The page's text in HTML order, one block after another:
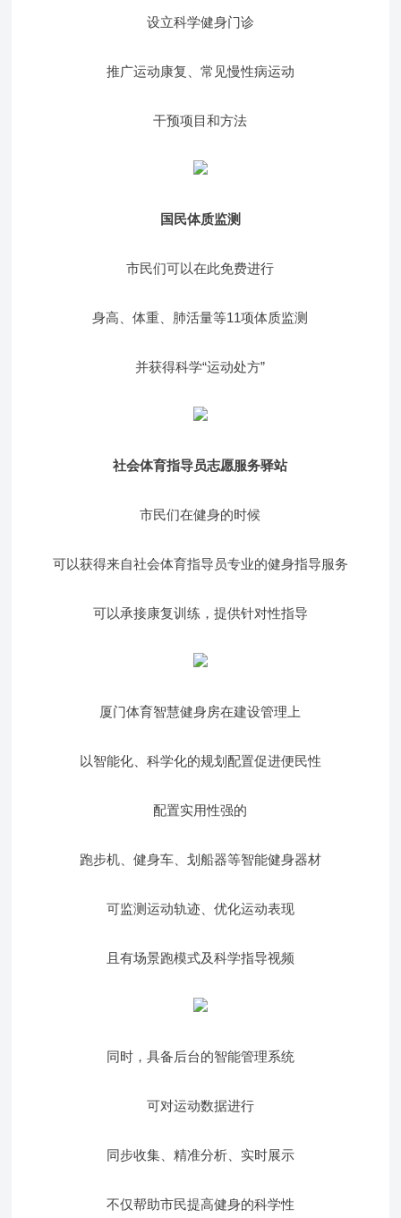
设立科学健身门诊
推广运动康复、常见慢性病运动
干预项目和方法
国民体质监测
市民们可以在此免费进行
身高、体重、肺活量等11项体质监测
并获得科学“运动处方”
社会体育指导员志愿服务驿站
市民们在健身的时候
可以获得来自社会体育指导员专业的健身指导服务
可以承接康复训练，提供针对性指导
厦门体育智慧健身房在建设管理上
以智能化、科学化的规划配置促进便民性
配置实用性强的
跑步机、健身车、划船器等智能健身器材
可监测运动轨迹、优化运动表现
且有场景跑模式及科学指导视频
同时，具备后台的智能管理系统
可对运动数据进行
同步收集、精准分析、实时展示
不仅帮助市民提高健身的科学性